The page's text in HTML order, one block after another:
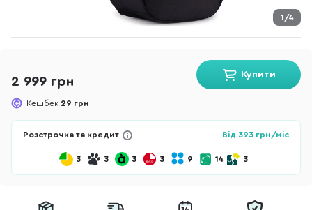
1/4
2 999 грн
Кешбек 29 грн
Купити
Розстрочка та кредит Від 393 грн/міс
3 3 3 3 9 14 3